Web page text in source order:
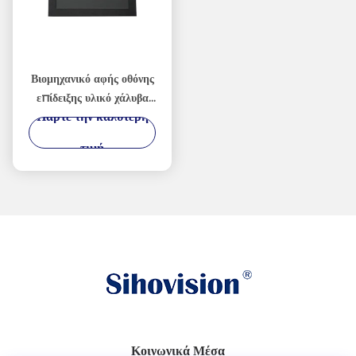
Βιομηχανικό αφής οθόνης
επίδειξης υλικό χάλυβα
οργάνων ελέγχου υψηλής
ψυχρώ
Πάρτε την καλύτερη
τιμή
Κοινωνικά Μέσα